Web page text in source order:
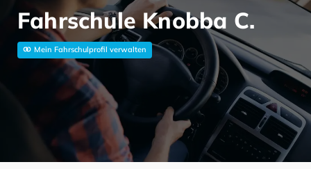
Fahrschule Knobba C.
Mein Fahrschulprofil verwalten